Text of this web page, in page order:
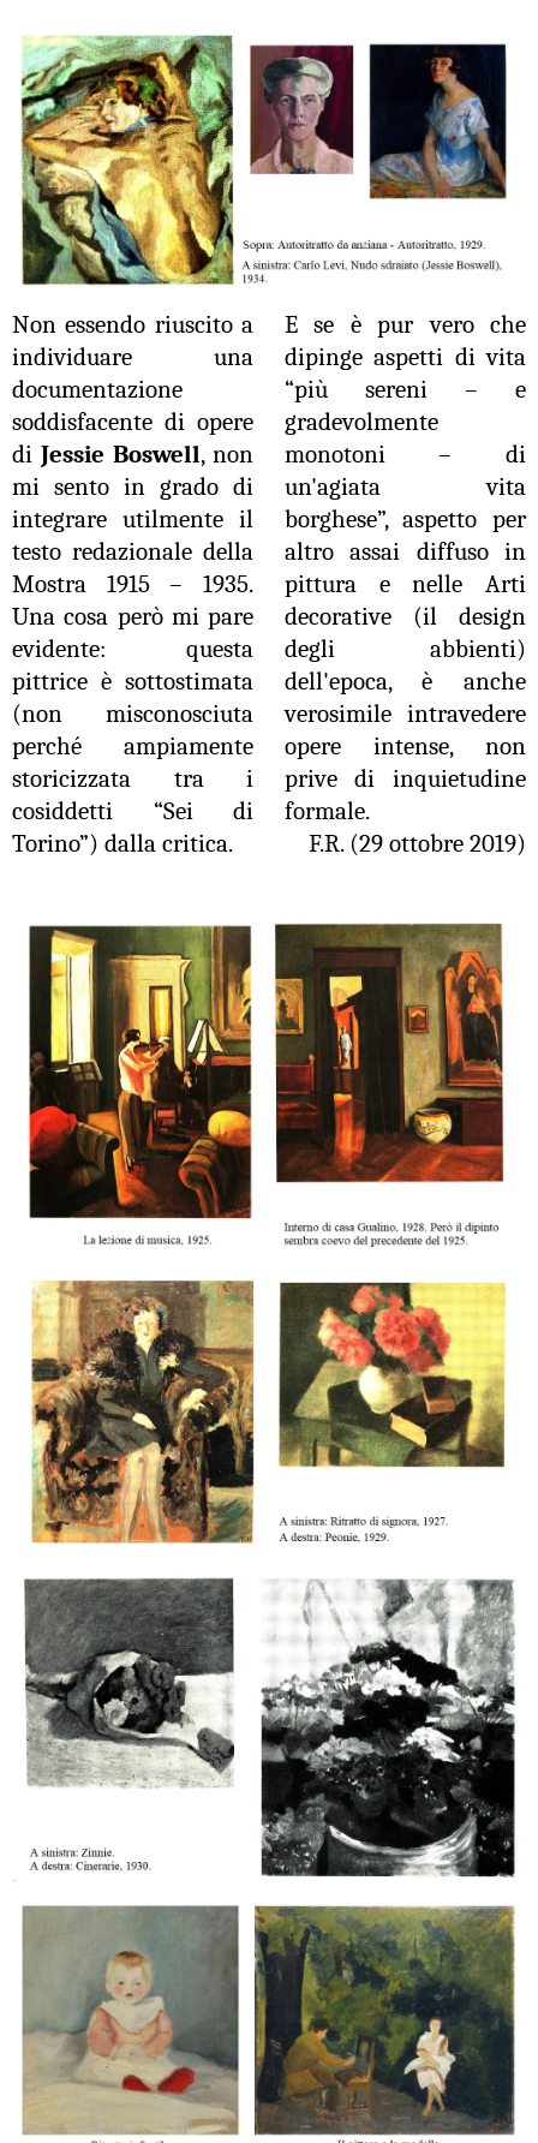
Non essendo riuscito a
individuare una
documentazione
soddisfacente di opere
diJessie Boswell, non
mi sento in grado di
integrare utilmente il
testo redazionale della
Mostra 1915 – 1935.
Una cosa però mi pare
evidente: questa
pittrice è sottostimata
(non misconosciuta
perché ampiamente
storicizzata tra i
cosiddetti “Sei di
Torino”) dalla critica.
E se è pur vero che
dipinge aspetti di vita
“più sereni – e
gradevolmente
monotoni – di
un'agiata vita
borghese”, aspetto per
altro assai diffuso in
pittura e nelle Arti
decorative (il design
degli abbienti)
dell'epoca, è anche
verosimile intravedere
opere intense, non
prive di inquietudine
formale.
F.R. (29 ottobre 2019)